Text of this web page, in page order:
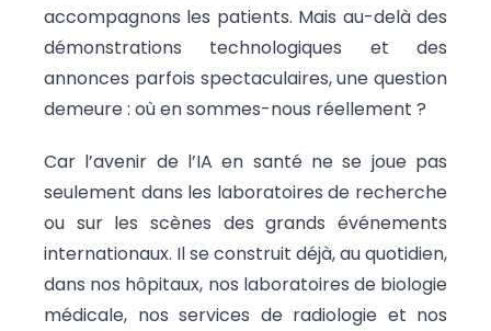
accompagnons les patients. Mais au-delà des
démonstrations technologiques et des
annonces parfois spectaculaires, une question
demeure : où en sommes-nous réellement ?
Car l’avenir de l’IA en santé ne se joue pas
seulement dans les laboratoires de recherche
ou sur les scènes des grands événements
internationaux. Il se construit déjà, au quotidien,
dans nos hôpitaux, nos laboratoires de biologie
médicale, nos services de radiologie et nos